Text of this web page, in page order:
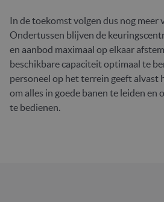
In de toekomst volgen dus nog meer
Ondertussen blijven de
en aanbod maximaal op elkaar
beschikbare capaciteit optimaal te
personeel op het terrein geeft alvast
om alles in goede banen te leiden en
te bedienen.